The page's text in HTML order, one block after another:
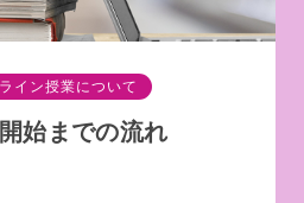
イン授業について
始までの流れ